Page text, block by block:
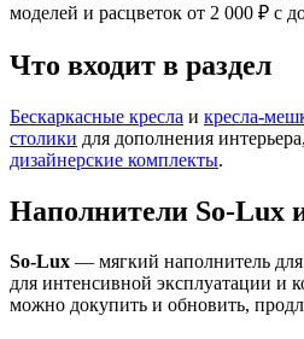
моделей и расцветок от 2 000 ₽ с
Что входит в раздел
Бескаркасные кресла и кресла-
столики для дополнения
дизайнерские комплекты.
Наполнители So-Lux
So-Lux — мягкий наполнитель
для интенсивной эксплуатации и
можно докупить и обновить,